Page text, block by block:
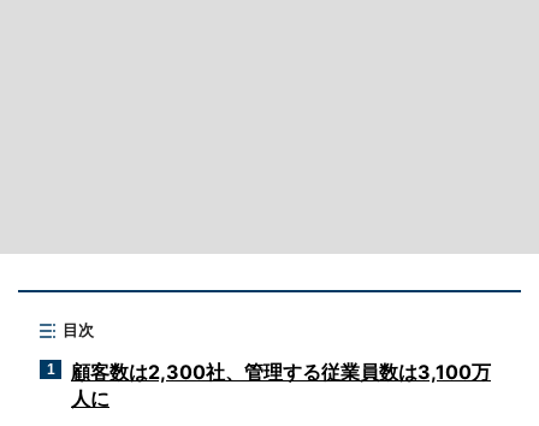
目次
1
顧客数は2,300社、管理する従業員数は3,100万
人に